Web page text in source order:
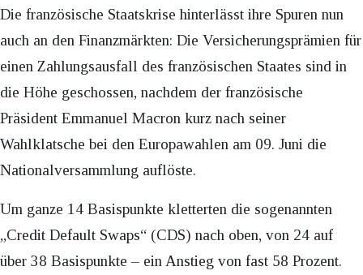
Die französische Staatskrise hinterlässt ihre Spuren nun
auch an den Finanzmärkten: Die Versicherungsprämien für
einen Zahlungsausfall des französischen Staates sind in
die Höhe geschossen, nachdem der französische
Präsident Emmanuel Macron kurz nach seiner
Wahlklatsche bei den Europawahlen am 09. Juni die
Nationalversammlung auflöste.
Um ganze 14 Basispunkte kletterten die sogenannten
„Credit Default Swaps“ (CDS) nach oben, von 24 auf
über 38 Basispunkte – ein Anstieg von fast 58 Prozent.